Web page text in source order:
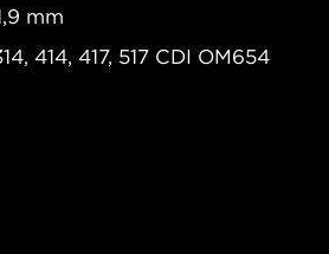
mm
414, 417, 517 CDI OM654